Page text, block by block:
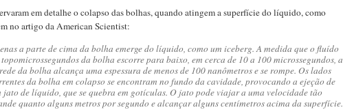
em detalhe o colapso das bolhas, quando atingem a superfície do líquido, como
no artigo da American Scientist:
a parte de cima da bolha emerge do líquido, como um iceberg. A medida que o fluído
da bolha escorre para baixo, em cerca de 10 a 100 microssegundos, a
da bolha alcança uma espessura de menos de 100 nanômetros e se rompe. Os lados
da bolha em colapso se encontram no fundo da cavidade, provocando a ejeção de
jato de líquido, que se quebra em gotículas. O jato pode viajar a uma velocidade tão
quanto alguns metros por segundo e alcançar alguns centímetros acima da superfície.